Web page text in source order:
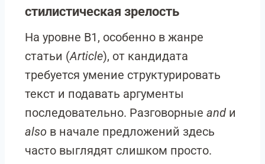
стилистическая зрелость
На уровне B1, особенно в жанре
статьи (Article), от кандидата
требуется умение структурировать
текст и подавать аргументы
последовательно. Разговорные and и
also в начале предложений здесь
часто выглядят слишком просто.